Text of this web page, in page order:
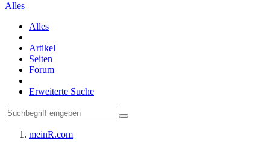
Alles
Alles
Artikel
Seiten
Forum
Erweiterte Suche
meinR.com